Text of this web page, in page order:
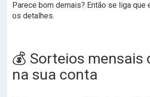
Parece bom demais? Então se liga que
os detalhes.
💰 Sorteios mensais
na sua conta